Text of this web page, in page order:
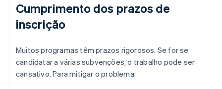
Cumprimento dos prazos de
inscrição
Muitos programas têm prazos rigorosos. Se for se
candidatar a várias subvenções, o trabalho pode ser
cansativo. Para mitigar o problema: